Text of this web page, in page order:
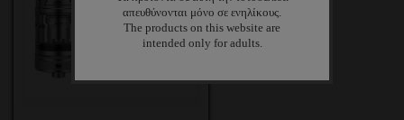
απευθύνονται μόνο σε ενηλίκους.
The products on this website are
intended only for adults.